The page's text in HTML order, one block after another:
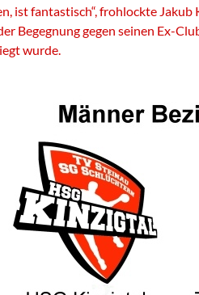
ist fantastisch“, frohlockte
Begegnung gegen seinen Ex-
wurde.